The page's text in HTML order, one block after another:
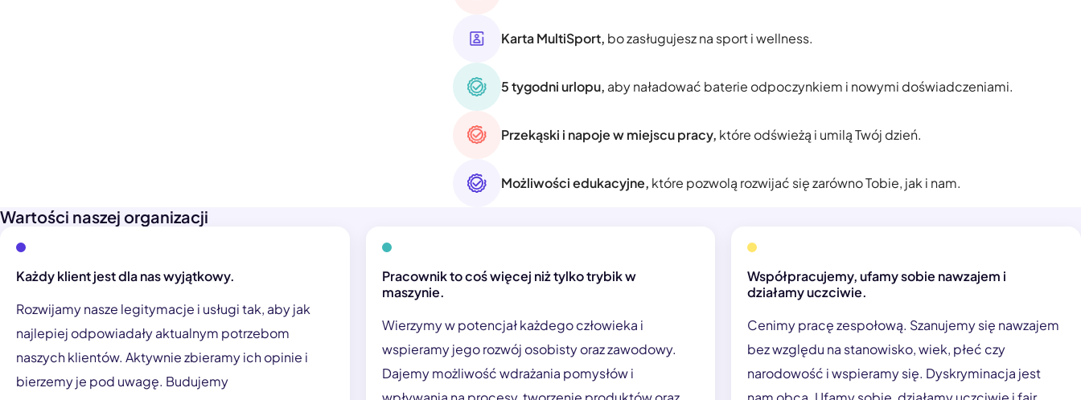
Karta MultiSport, bo zasługujesz na sport i wellness.
5 tygodni urlopu, aby naładować baterie odpoczynkiem i nowymi doświadczeniami.
Przekąski i napoje w miejscu pracy, które odświeżą i umilą Twój dzień.
Możliwości edukacyjne, które pozwolą rozwijać się zarówno Tobie, jak i nam.
Wartości naszej organizacji
Każdy klient jest dla nas wyjątkowy.
Rozwijamy nasze legitymacje i usługi tak, aby jak
najlepiej odpowiadały aktualnym potrzebom
naszych klientów. Aktywnie zbieramy ich opinie i
bierzemy je pod uwagę. Budujemy
Pracownik to coś więcej niż tylko trybik w
maszynie.
Wierzymy w potencjał każdego człowieka i
wspieramy jego rozwój osobisty oraz zawodowy.
Dajemy możliwość wdrażania pomysłów i
Współpracujemy, ufamy sobie nawzajem i
działamy uczciwie.
Cenimy pracę zespołową. Szanujemy się nawzajem
bez względu na stanowisko, wiek, płeć czy
narodowość i wspieramy się. Dyskryminacja jest